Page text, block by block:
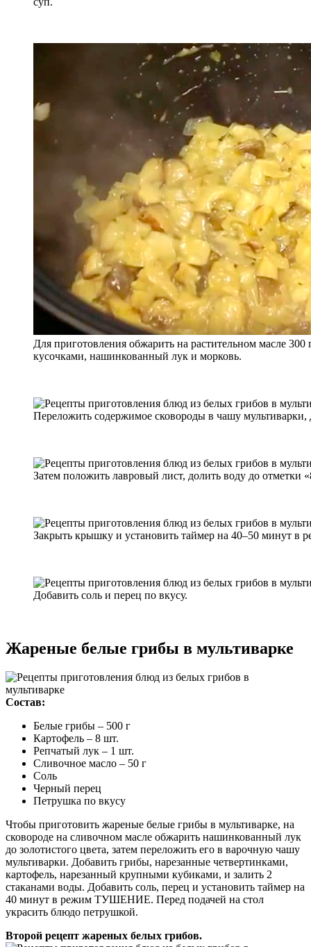
Для приготовления обжарить на растительном масле
кусочками, нашинкованный лук и морковь.
Переложить содержимое сковороды в чашу мультиварки,
Затем положить лавровый лист, долить воду до отметки
Закрыть крышку и установить таймер на 40–50
Добавить соль и перец по вкусу.
Жареные белые грибы в мультиварке
Состав:
Белые грибы – 500 г
Картофель – 8 шт.
Репчатый лук – 1 шт.
Сливочное масло – 50 г
Соль
Черный перец
Петрушка по вкусу
Чтобы приготовить жареные белые грибы в мультиварке, на
сковороде на сливочном масле обжарить нашинкованный лук
до золотистого цвета, затем переложить его в варочную чашу
мультиварки. Добавить грибы, нарезанные четвертинками,
картофель, нарезанный крупными кубиками, и залить 2
стаканами воды. Добавить соль, перец и установить таймер на
40 минут в режим ТУШЕНИЕ. Перед подачей на стол
украсить блюдо петрушкой.
Второй рецепт жареных белых грибов.